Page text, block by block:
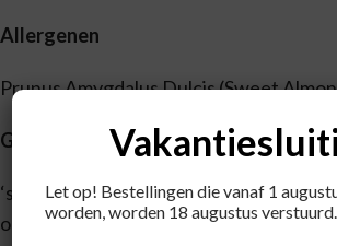
Allergenen
Prunus Amygdalus Dulcis (Sweet
Gebruik
‘s Morgens na de reiniging, versterking
op het gezicht aanbrengen.
Let op! Bestellingen die vanaf 1
worden, worden 18 augustus verstuurd.